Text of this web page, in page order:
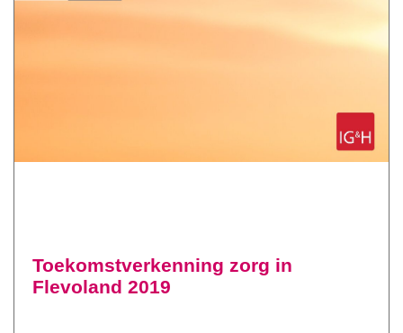
Toekomstverkenning zorg in
Flevoland 2019